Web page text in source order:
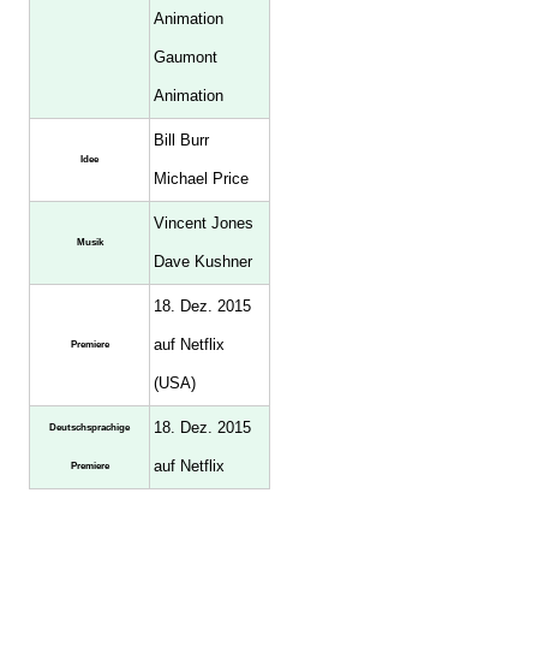
Animation
Gaumont
Animation
Idee
Bill Burr
Michael Price
Musik
Vincent Jones
Dave Kushner
Premiere
18. Dez. 2015
auf Netflix
(USA)
Deutschsprachige
Premiere
18. Dez. 2015
auf Netflix